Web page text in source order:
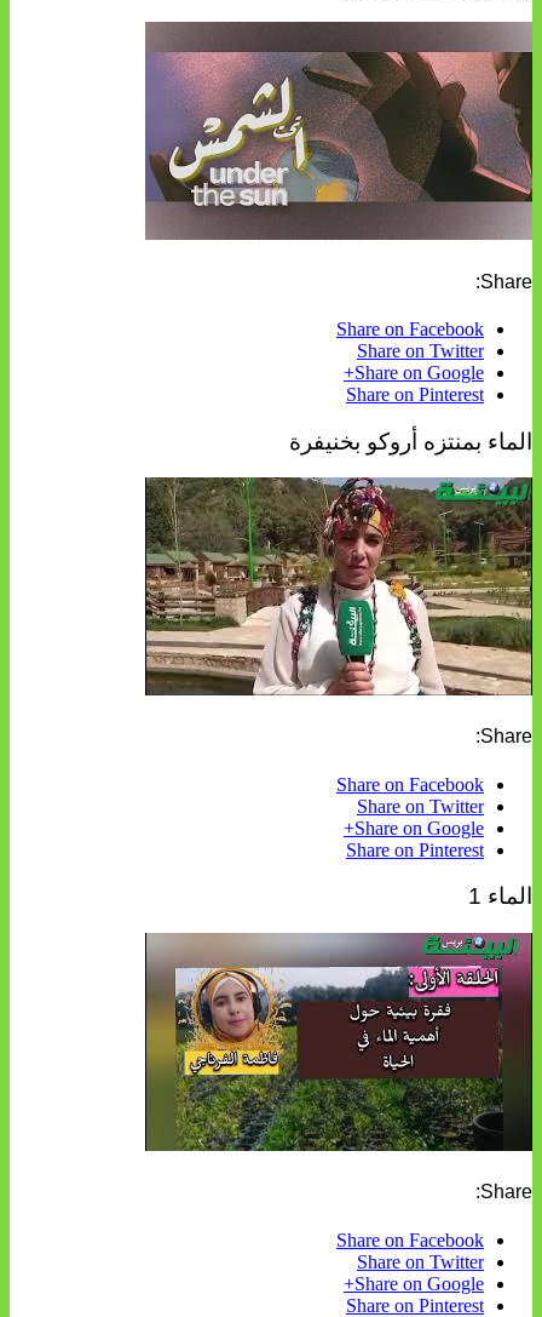
Share:
Share on Facebook
Share on Twitter
Share on Google+
Share on Pinterest
الماء بمنتزه أروكو بخنيفرة
Share:
Share on Facebook
Share on Twitter
Share on Google+
Share on Pinterest
الماء 1
Share:
Share on Facebook
Share on Twitter
Share on Google+
Share on Pinterest